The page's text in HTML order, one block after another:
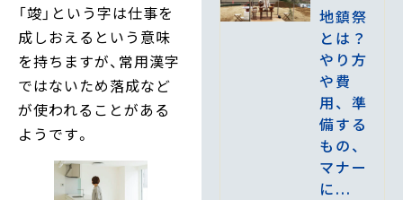
「竣」という字は仕事を
成しおえるという意味
を持ちますが、常用漢字
ではないため落成など
が使われることがある
ようです。
地鎮祭
とは？
やり方
や費
用、準
備する
もの、
マナー
に...